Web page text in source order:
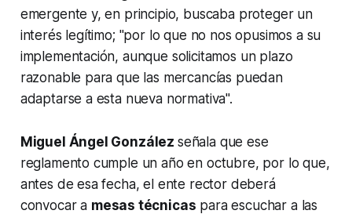
emergente y, en principio, buscaba proteger un
interés legítimo; "por lo que no nos opusimos a su
implementación, aunque solicitamos un plazo
razonable para que las mercancías puedan
adaptarse a esta nueva normativa".
Miguel Ángel González señala que ese
reglamento cumple un año en octubre, por lo que,
antes de esa fecha, el ente rector deberá
convocar a mesas técnicas para escuchar a las